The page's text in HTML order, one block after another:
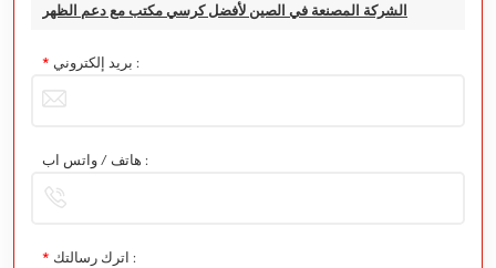
الشركة المصنعة في الصين لأفضل كرسي مكتب مع دعم الظهر
* بريد إلكتروني :
هاتف / واتس اب :
* اترك رسالتك :